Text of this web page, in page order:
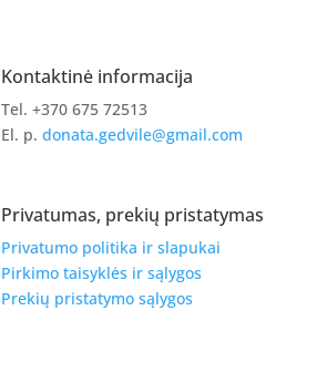
Kontaktinė informacija
Tel. +370 675 72513
El. p. donata.gedvile@gmail.com
Privatumas, prekių pristatymas
Privatumo politika ir slapukai
Pirkimo taisyklės ir sąlygos
Prekių pristatymo sąlygos